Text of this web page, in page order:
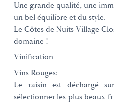
Une grande qualité, une
un bel équilibre et du style.
Le Côtes de Nuits Village
domaine !
Vinification
Vins Rouges:
Le raisin est déchargé
sélectionner les plus beaux